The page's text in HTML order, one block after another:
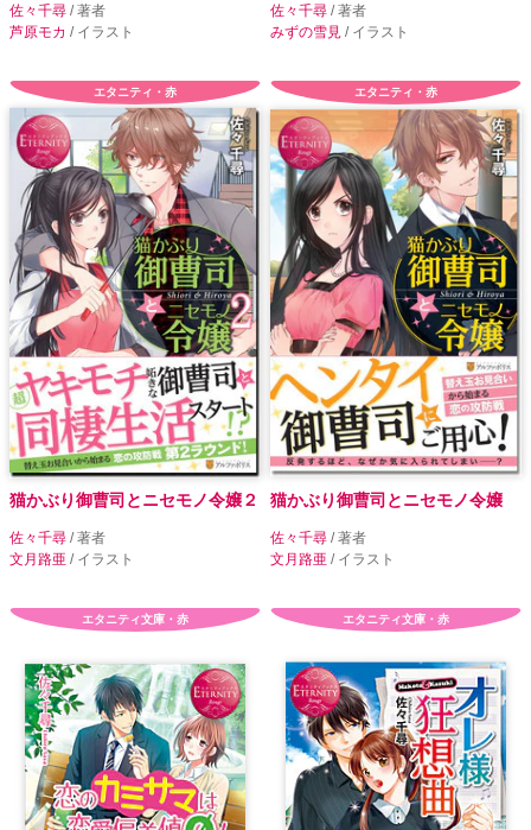
佐々千尋 / 著者
芦原モカ / イラスト
佐々千尋 / 著者
みずの雪見 / イラスト
エタニティ・赤
猫かぶり御曹司とニセモノ令嬢２
佐々千尋 / 著者
文月路亜 / イラスト
エタニティ・赤
猫かぶり御曹司とニセモノ令嬢
佐々千尋 / 著者
文月路亜 / イラスト
エタニティ文庫・赤 エタニティ文庫・赤